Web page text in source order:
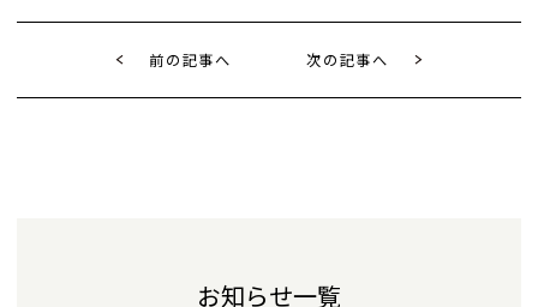
前の記事へ 次の記事へ
お知らせ一覧